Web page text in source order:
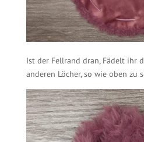
Ist der Fellrand dran, Fädelt ihr
anderen Löcher, so wie oben zu